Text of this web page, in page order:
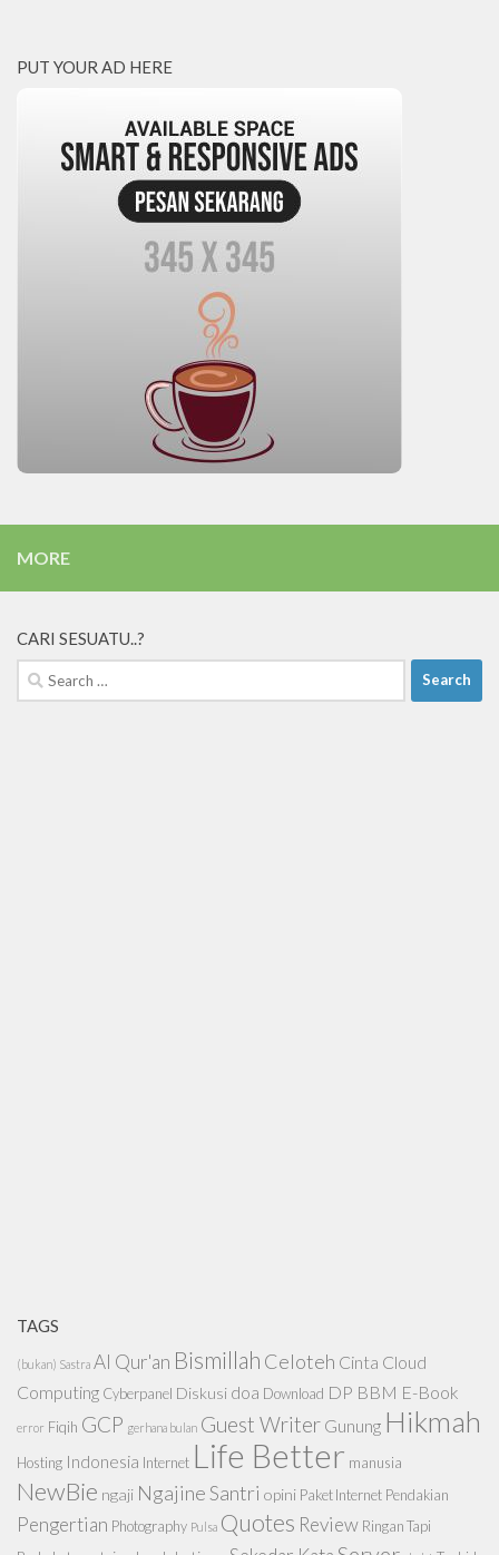
PUT YOUR AD HERE
MORE
CARI SESUATU..?
Search
for:
TAGS
(bukan) Sastra Al Qur'an Bismillah Celoteh Cinta Cloud
Computing Cyberpanel Diskusi doa Download DP BBM E-Book
error Fiqih GCP gerhana bulan Guest Writer Gunung Hikmah
Hosting Indonesia Internet Life Better manusia
NewBie ngaji Ngajine Santri opini Paket Internet Pendakian
Pengertian Photography Pulsa Quotes Review Ringan Tapi